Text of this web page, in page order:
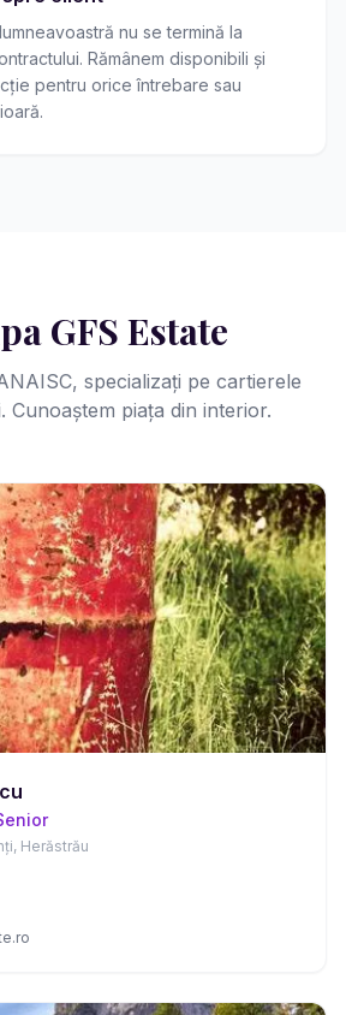
nu se termină la
Rămânem disponibili și
pentru orice întrebare sau
GFS Estate
specializați pe cartierele
Cunoaștem piața din interior.
Herăstrău